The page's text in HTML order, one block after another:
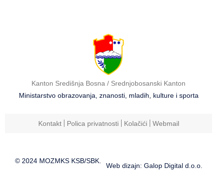
Kanton Središnja Bosna / Srednjobosanski Kanton
Ministarstvo obrazovanja, znanosti, mladih, kulture i sporta
Kontakt Polica privatnosti Kolačići Webmail
© 2024 MOZMKS KSB/SBK.
Web dizajn: Galop Digital d.o.o.